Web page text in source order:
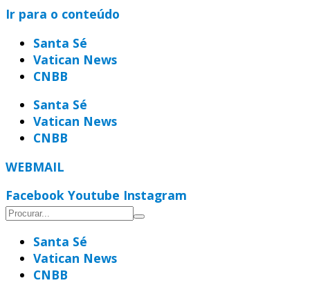
Ir para o conteúdo
Santa Sé
Vatican News
CNBB
Santa Sé
Vatican News
CNBB
WEBMAIL
Facebook Youtube Instagram
Santa Sé
Vatican News
CNBB